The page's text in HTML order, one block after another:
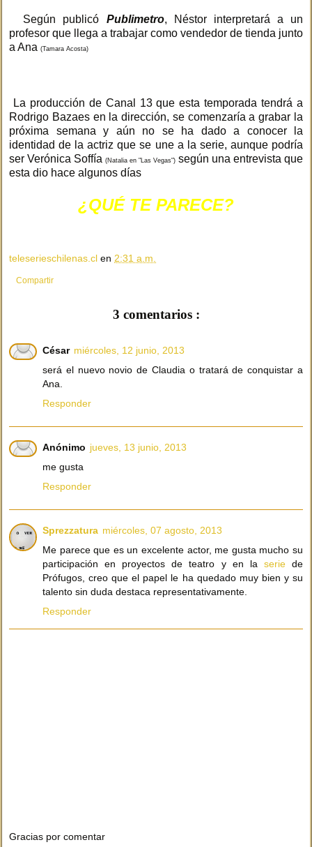
Según publicó Publimetro, Néstor interpretará a un
profesor que llega a trabajar como vendedor de tienda junto
a Ana (Tamara Acosta)
La producción de Canal 13 que esta temporada tendrá a
Rodrigo Bazaes en la dirección, se comenzaría a grabar la
próxima semana y aún no se ha dado a conocer la
identidad de la actriz que se une a la serie, aunque podría
ser Verónica Soffía (Natalia en "Las Vegas") según una entrevista que
esta dio hace algunos días
¿QUÉ TE PARECE?
teleserieschilenas.cl en 2:31 a.m.
Compartir
3 comentarios :
César miércoles, 12 junio, 2013
será el nuevo novio de Claudia o tratará de conquistar a
Ana.
Responder
Anónimo jueves, 13 junio, 2013
me gusta
Responder
Sprezzatura miércoles, 07 agosto, 2013
Me parece que es un excelente actor, me gusta mucho su
participación en proyectos de teatro y en la seriede
Prófugos, creo que el papel le ha quedado muy bien y su
talento sin duda destaca representativamente.
Responder
Gracias por comentar